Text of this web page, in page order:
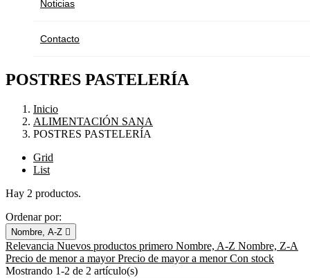
Noticias
Contacto
POSTRES PASTELERÍA
Inicio
ALIMENTACIÓN SANA
POSTRES PASTELERÍA
Grid
List
Hay 2 productos.
Ordenar por:
Nombre, A-Z 
Relevancia Nuevos productos primero Nombre, A-Z Nombre, Z-A
Precio de menor a mayorPrecio de mayor a menorCon stock
Mostrando 1-2 de 2 artículo(s)